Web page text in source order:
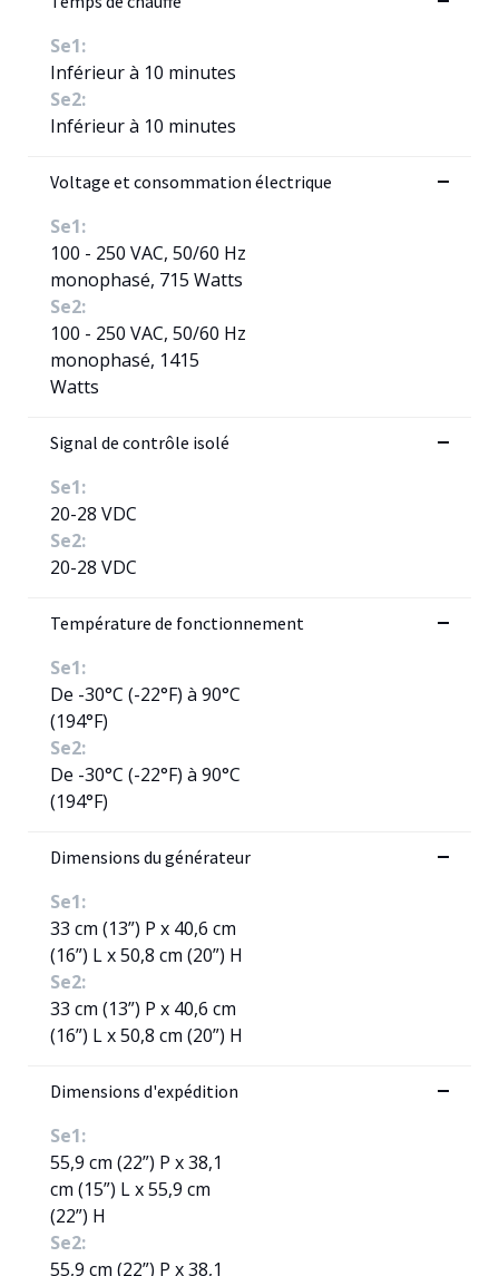
Se1:
Inférieur à 10 minutes
Se2:
Inférieur à 10 minutes
Voltage et consommation électrique
Se1:
100 - 250 VAC, 50/60 Hz
monophasé, 715 Watts
Se2:
100 - 250 VAC, 50/60 Hz
monophasé, 1415
Watts
Signal de contrôle isolé
Se1:
20-28 VDC
Se2:
20-28 VDC
Température de fonctionnement
Se1:
De -30°C (-22°F) à 90°C
(194°F)
Se2:
De -30°C (-22°F) à 90°C
(194°F)
Dimensions du générateur
Se1:
33 cm (13”) P x 40,6 cm
(16”) L x 50,8 cm (20”) H
Se2:
33 cm (13”) P x 40,6 cm
(16”) L x 50,8 cm (20”) H
Dimensions d'expédition
Se1:
55,9 cm (22”) P x 38,1
cm (15”) L x 55,9 cm
(22”) H
Se2:
55,9 cm (22”) P x 38,1